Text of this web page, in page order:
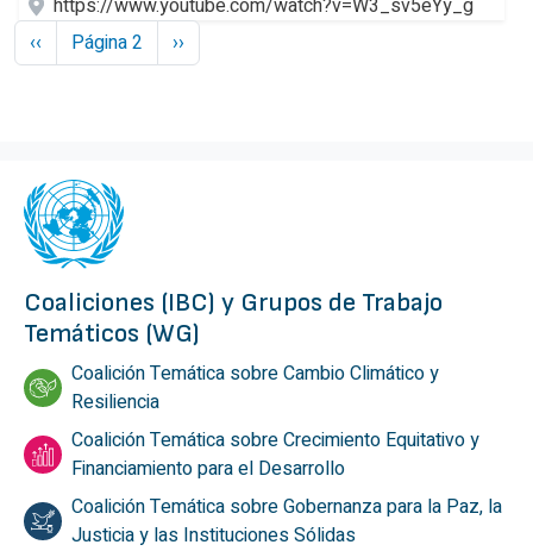
https://www.youtube.com/watch?v=W3_sv5eYy_g
Paginación
Página anterior
‹‹ Página 2 Siguiente página
››
Coaliciones (IBC) y Grupos de Trabajo
Temáticos (WG)
Coalición Temática sobre Cambio Climático y
Resiliencia
Coalición Temática sobre Crecimiento Equitativo y
Financiamiento para el Desarrollo
Coalición Temática sobre Gobernanza para la Paz, la
Justicia y las Instituciones Sólidas